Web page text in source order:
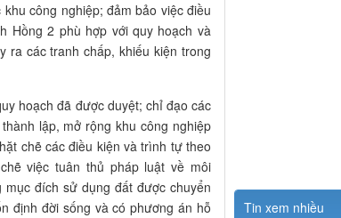
công nghiệp; đảm bảo việc điều
Hồng 2 phù hợp với quy hoạch và
ra các tranh chấp, khiếu kiện trong
hoạch đã được duyệt; chỉ đạo các
lập, mở rộng khu công nghiệp
chẽ các điều kiện và trình tự theo
việc tuân thủ pháp luật về môi
đích sử dụng đất được chuyển
định đời sống và có phương án hỗ
Tin xem nhiều